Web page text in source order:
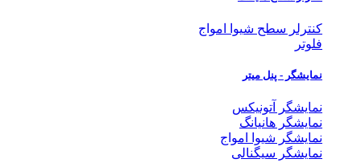
کنترلر سطح شیوا امواج
فلوتر
نمایشگر - پنل میتر
نمایشگر آتونیکس
نمایشگر هانیانگ
نمایشگر شیوا امواج
نمایشگر سیگنالی